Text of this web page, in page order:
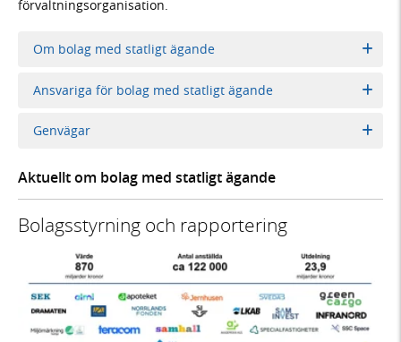
förvaltningsorganisation.
Om bolag med statligt ägande
Ansvariga för bolag med statligt ägande
Genvägar
Aktuellt om bolag med statligt ägande
Bolagsstyrning och rapportering